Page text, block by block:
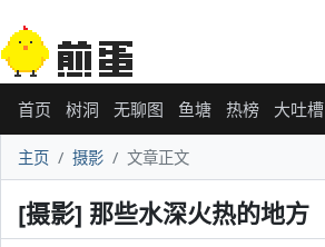
首页 树洞 无聊图 鱼塘 热榜 大吐槽
主页 摄影 文章正文
[摄影] 那些水深火热的地方